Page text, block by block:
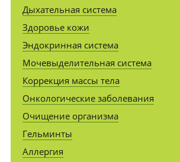
Дыхательная система
Здоровье кожи
Эндокринная система
Мочевыделительная система
Коррекция массы тела
Онкологические заболевания
Очищение организма
Гельминты
Аллергия